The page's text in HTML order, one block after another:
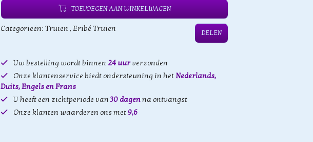
TOEVOEGEN AAN WINKELWAGEN
Categorieën: Truien , Eribé Truien DELEN
Uw bestelling wordt binnen 24 uurverzonden
Onze klantenservice biedt ondersteuning in hetNederlands,
Duits, Engels en Frans
U heeft een zichtperiode van30 dagenna ontvangst
Onze klanten waarderen ons met 9,6